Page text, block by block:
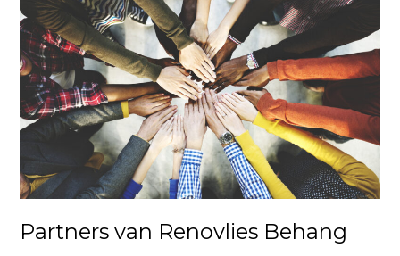
Partners van Renovlies Behang
Renovlies
Behang